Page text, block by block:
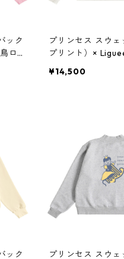
ック
ロゴ
プリンセス スウェ
プリント）×
¥14,500
ック
プリンセス スウェ